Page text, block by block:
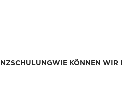
SCHULUNGWIE KÖNNEN WIR